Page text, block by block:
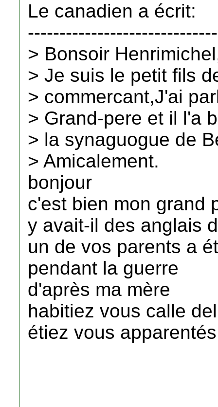
Le canadien a écrit:
> Bonsoir
> Je suis le petit fils
> commercant,J'ai
> Grand-pere et il l'a
> la synaguogue de
> Amicalement.
bonjour
c'est bien mon grand
y avait-il des anglais
un de vos parents a
pendant la guerre
d'après ma mère
habitiez vous calle
étiez vous